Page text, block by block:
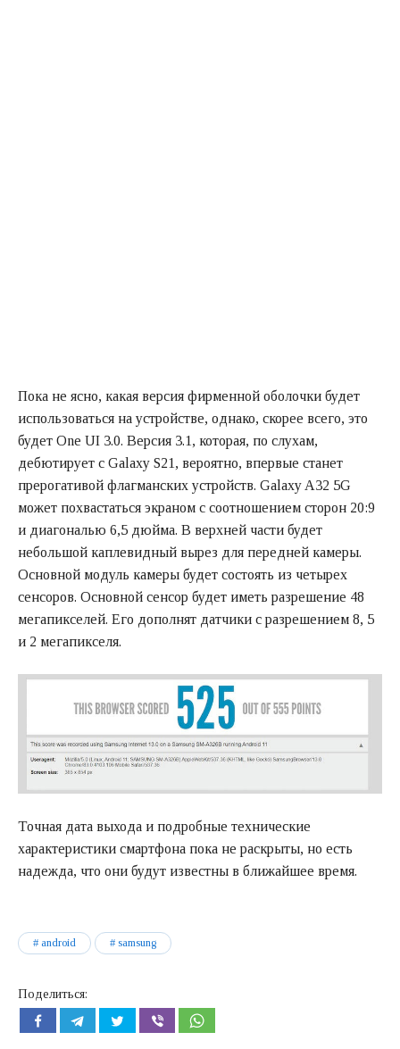
Пока не ясно, какая версия фирменной оболочки будет
использоваться на устройстве, однако, скорее всего, это
будет One UI 3.0. Версия 3.1, которая, по слухам,
дебютирует с Galaxy S21, вероятно, впервые станет
прерогативой флагманских устройств. Galaxy A32 5G
может похвастаться экраном с соотношением сторон 20:9
и диагональю 6,5 дюйма. В верхней части будет
небольшой каплевидный вырез для передней камеры.
Основной модуль камеры будет состоять из четырех
сенсоров. Основной сенсор будет иметь разрешение 48
мегапикселей. Его дополнят датчики с разрешением 8, 5
и 2 мегапикселя.
Точная дата выхода и подробные технические
характеристики смартфона пока не раскрыты, но есть
надежда, что они будут известны в ближайшее время.
android samsung
Поделиться: